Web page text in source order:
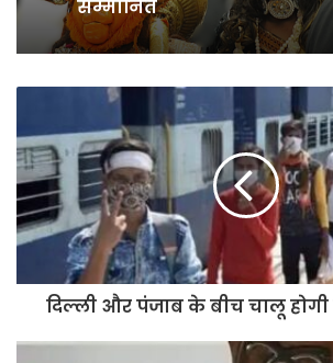
बजरंग बली और प्रभु श्रीराम
कलाकारों को अखिलेश यादव ने
सम्मानित
Tamil Nadu की ताकत
दिल्ली और पंजाब के बीच चालू